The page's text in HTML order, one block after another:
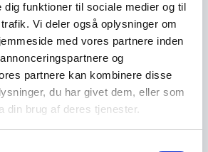
dig funktioner til sociale medier og til
Vi deler også oplysninger om
med vores partnere inden
og
partnere kan kombinere disse
du har givet dem, eller som
din brug af deres tjenester.
muligt at behandle
på dronen – både til
”Dronen har
manglende
og behov for hurtige
han. ”Det har været
projektet.”